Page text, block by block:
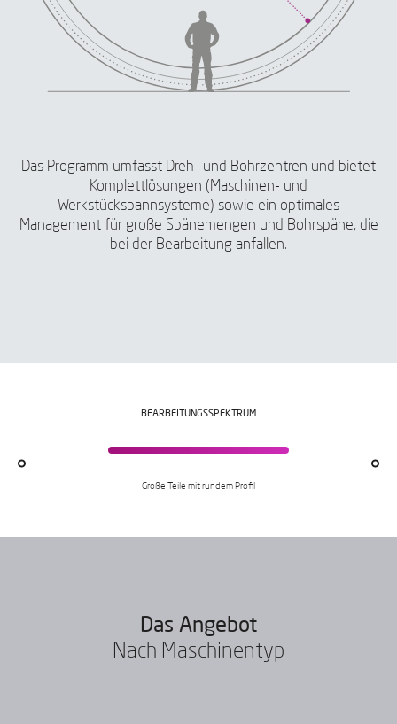
Das Programm umfasst Dreh- und Bohrzentren und bietet
Komplettlösungen (Maschinen- und
Werkstückspannsysteme) sowie ein optimales
Management für große Spänemengen und Bohrspäne, die
bei der Bearbeitung anfallen.
BEARBEITUNGSSPEKTRUM
Große Teile mit rundem Profil
Das Angebot
Nach Maschinentyp